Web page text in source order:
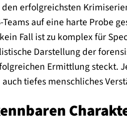
den erfolgreichsten
Teams auf eine harte Probe
Fall ist zu komplex für
Darstellung der
Ermittlung steckt.
tiefes menschliches